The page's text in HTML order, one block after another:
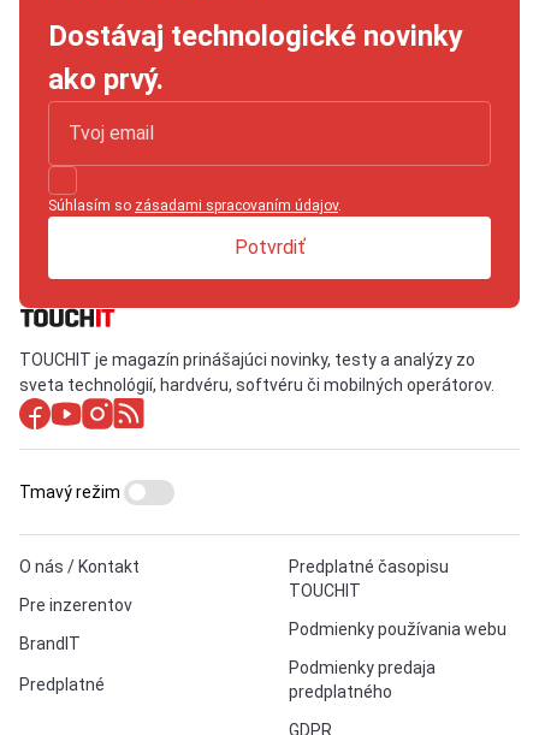
Dostávaj technologické novinky
ako prvý.
Súhlasím so zásadami spracovaním údajov.
Potvrdiť
TOUCHIT je magazín prinášajúci novinky, testy a analýzy zo
sveta technológií, hardvéru, softvéru či mobilných operátorov.
O nás / Kontakt
Pre inzerentov
BrandIT
Predplatné
Predplatné časopisu
TOUCHIT
Podmienky používania webu
Podmienky predaja
predplatného
GDPR
Tmavý režim